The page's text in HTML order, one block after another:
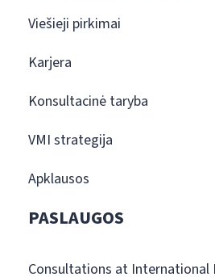
Viešieji pirkimai
Karjera
Konsultacinė taryba
VMI strategija
Apklausos
PASLAUGOS
Consultations at International